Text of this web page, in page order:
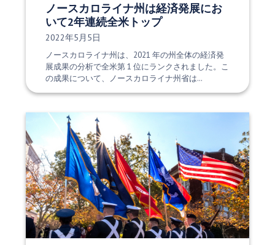
ノースカロライナ州は経済発展にお
いて2年連続全米トップ
発行日:
2022年5月5日
ノースカロライナ州は、2021 年の州全体の経済発
展成果の分析で全米第 1 位にランクされました。こ
の成果について、ノースカロライナ州省は…